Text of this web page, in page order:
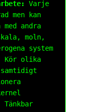
Varje
men kan
andra
moln,
system
Kör olika
Tänkbar